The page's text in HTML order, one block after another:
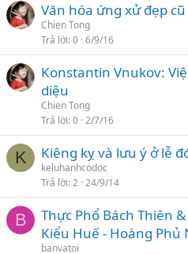
Văn hóa ứng xử đẹp
Chien Tong
Trả lời 0 6/9/16
Konstantin Vnukov:
diệu
Chien Tong
Trả lời 0 2/7/16
K Kiêng kỵ và lưu ý ở lễ
keluhanhcodoc
Trả lời 2 24/9/14
B
Thực Phổ Bách Thiên
Kiểu Huế - Hoàng Phủ
banvatoi